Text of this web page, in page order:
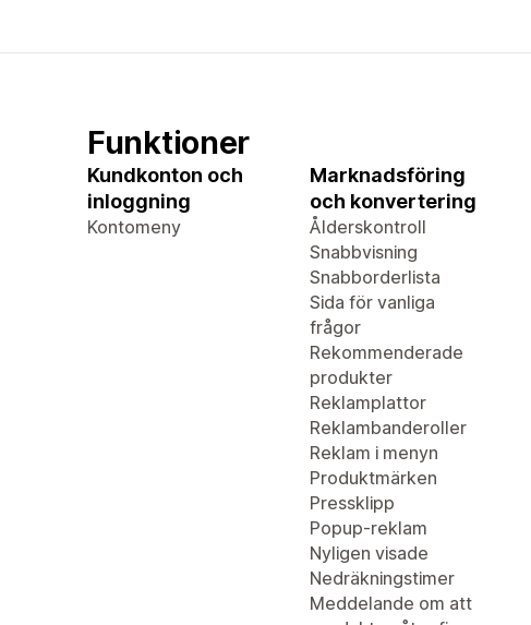
Funktioner
Kundkonton och
inloggning
Kontomeny
Marknadsföring
och konvertering
Ålderskontroll
Snabbvisning
Snabborderlista
Sida för vanliga
frågor
Rekommenderade
produkter
Reklamplattor
Reklambanderoller
Reklam i menyn
Produktmärken
Pressklipp
Popup-reklam
Nyligen visade
Nedräkningstimer
Meddelande om att